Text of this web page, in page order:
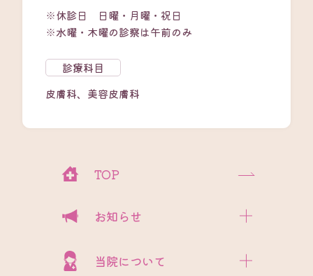
※休診日 日曜・月曜・祝日
※水曜・木曜の診察は午前のみ
診療科目
皮膚科、美容皮膚科
TOP
お知らせ
当院について